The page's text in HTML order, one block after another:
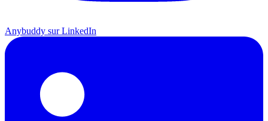
Anybuddy sur LinkedIn